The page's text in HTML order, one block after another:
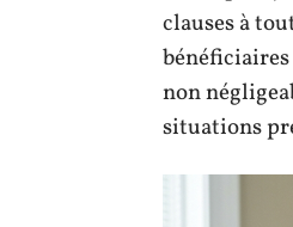
clauses à
non
situations